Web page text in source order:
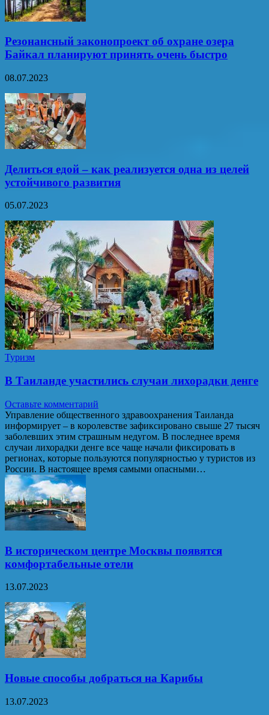
Резонансный законопроект об охране озера
Байкал планируют принять очень быстро
08.07.2023
Делиться едой – как реализуется одна из целей
устойчивого развития
05.07.2023
Туризм
В Таиланде участились случаи лихорадки денге
Оставьте комментарий
Управление общественного здравоохранения Таиланда
информирует – в королевстве зафиксировано свыше 27 тысяч
заболевших этим страшным недугом. В последнее время
случаи лихорадки денге все чаще начали фиксировать в
регионах, которые пользуются популярностью у туристов из
России. В настоящее время самыми опасными…
В историческом центре Москвы появятся
комфортабельные отели
13.07.2023
Новые способы добраться на Карибы
13.07.2023